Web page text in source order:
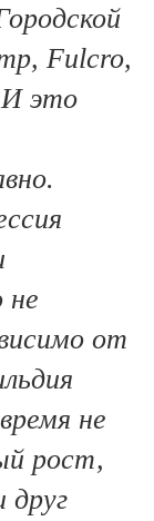
Fulcro,
это
не
от
не
рост,
друг